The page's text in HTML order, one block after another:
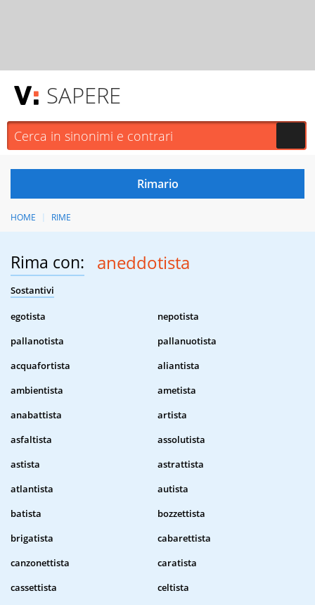
SAPERE
HOME RIME
Rima con: aneddotista
Sostantivi
egotista
nepotista
pallanotista
pallanuotista
acquafortista
aliantista
ambientista
ametista
anabattista
artista
asfaltista
assolutista
astista
astrattista
atlantista
autista
batista
bozzettista
brigatista
cabarettista
canzonettista
caratista
cassettista
celtista